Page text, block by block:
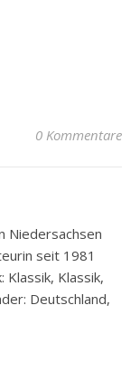
0 Kommentare
Niedersachsen
seit 1981
Klassik, Klassik,
Deutschland,